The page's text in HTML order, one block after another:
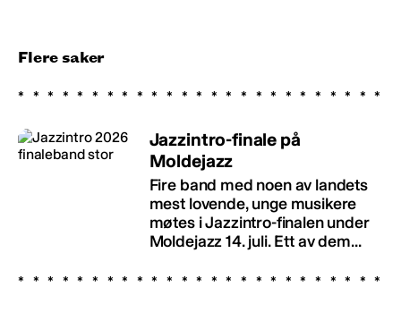
Flere saker
Jazzintro-finale på
Moldejazz
Fire band med noen av landets
mest lovende, unge musikere
møtes i Jazzintro-finalen under
Moldejazz 14. juli. Ett av dem...